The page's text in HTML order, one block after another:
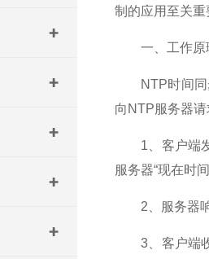
制的应用至关重
一、工作原
NTP时间同步
向NTP服务器
1、客户端发
服务器“现在时
2、服务器响
3、客户端收